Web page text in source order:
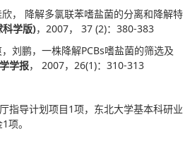
， 降解多氯联苯嗜盐菌的分离和降解特
科学版)，2007， 37 (2)：380-383
刘鹏，一株降解PCBs嗜盐菌的筛选及
学报， 2007，26(1)：310-313
指导计划项目1项，东北大学基本科研业
项。